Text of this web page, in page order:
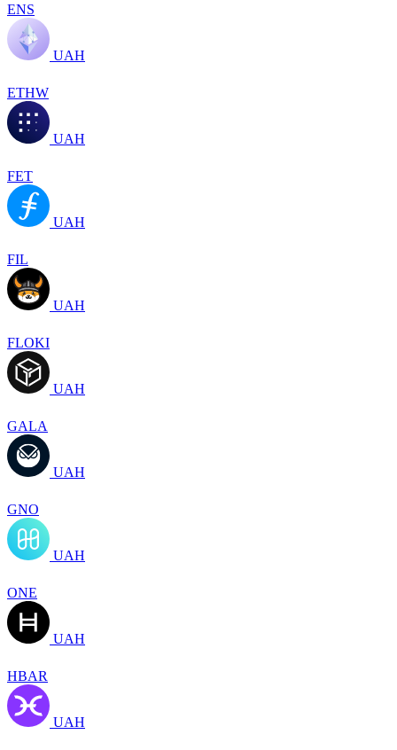
ENS
UAH
ETHW
UAH
FET
UAH
FIL
UAH
FLOKI
UAH
GALA
UAH
GNO
UAH
ONE
UAH
HBAR
UAH